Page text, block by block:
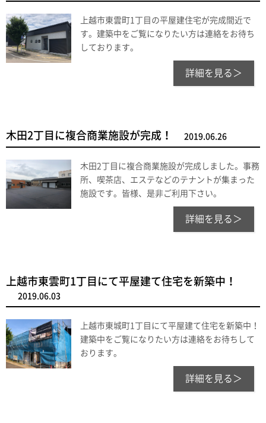
上越市東雲町1丁目の平屋建住宅が完成間近で
す。建築中をご覧になりたい方は連絡をお待ち
しております。
詳細を見る＞
木田2丁目に複合商業施設が完成！ 2019.06.26
木田2丁目に複合商業施設が完成しました。事務
所、喫茶店、エステなどのテナントが集まった
施設です。皆様、是非ご利用下さい。
詳細を見る＞
上越市東雲町1丁目にて平屋建て住宅を新築中！
2019.06.03
上越市東城町1丁目にて平屋建て住宅を新築中！
建築中をご覧になりたい方は連絡をお待ちして
おります。
詳細を見る＞